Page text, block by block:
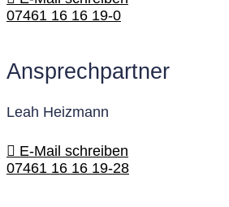
07461 16 16 19-0
Ansprechpartner
Leah Heizmann
E-Mail schreiben
07461 16 16 19-28